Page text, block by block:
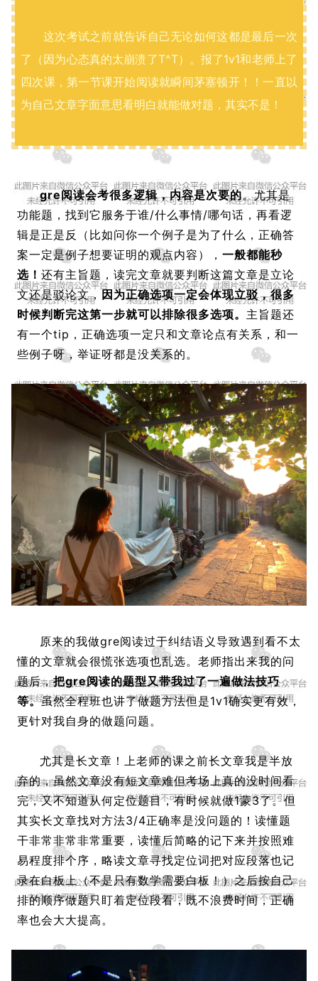
这次考试之前就告诉自己无论如何这都是最后一次
了（因为心态真的太崩溃了T^T）。报了1v1和老师上了
四次课，第一节课开始阅读就瞬间茅塞顿开！！一直以
为自己文章字面意思看明白就能做对题，其实不是！
gre阅读会考很多逻辑，内容是次要的。尤其是
功能题，找到它服务于谁/什么事情/哪句话，再看逻
辑是正是反（比如问你一个例子是为了什么，正确答
案一定是例子想要证明的观点内容）， 一般都能秒
选！ 还有主旨题，读完文章就要判断这篇文章是立论
文还是驳论文， 因为正确选项一定会体现立驳，很多
时候判断完这第一步就可以排除很多选项。 主旨题还
有一个tip，正确选项一定只和文章论点有关系，和一
些例子呀，举证呀都是没关系的。
原来的我做gre阅读过于纠结语义导致遇到看不太
懂的文章就会很慌张选项也乱选。老师指出来我的问
题后，把gre阅读的题型又带我过了一遍做法技巧
等。虽然全程班也讲了做题方法但是1v1确实更有效，
更针对我自身的做题问题。
尤其是长文章！上老师的课之前长文章我是半放
弃的，虽然文章没有短文章难但考场上真的没时间看
完，又不知道从何定位题目，有时候就做1蒙3了。但
其实长文章找对方法3/4正确率是没问题的！读懂题
干非常非常非常重要，读懂后简略的记下来并按照难
易程度排个序，略读文章寻找定位词把对应段落也记
录在白板上（不是只有数学需要白板！）之后按自己
排的顺序做题只盯着定位段看，既不浪费时间，正确
率也会大大提高。